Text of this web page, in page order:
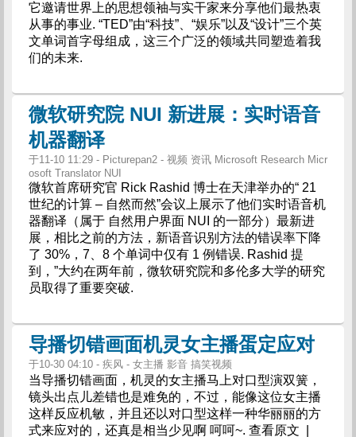
它邀请世界上的思想领袖与实干家来分享他们最热衷
从事的事业. “TED”由“科技”、“娱乐”以及“设计”三个英
文单词首字母组成，这三个广泛的领域共同塑造着我
们的未来.
微软研究院 NUI 新进展：实时语音
机器翻译
于11-10 11:29 - Picturepan2 - 视频 资讯 Microsoft Research Micr
osoft Translator NUI
微软首席研究官 Rick Rashid 博士在天津举办的“ 21
世纪的计算 – 自然而然”会议上展示了他们实时语音机
器翻译（属于 自然用户界面 NUI 的一部分）最新进
展，相比之前的方法，新语音识别方法的错误率下降
了 30%，7、8 个单词中仅有 1 例错误. Rashid 提
到，”大约在两年前，微软研究院和多伦多大学的研究
员取得了重要突破.
导播切错画面机灵女主播蛋定应对
于10-30 04:10 - 疾风 - 女主播 影音 搞笑视频
当导播切错画面，机灵的女主播马上对口型演双簧，
镜头出点儿差错也是难免的，不过，能像这位女主播
这样反应机敏，并且还以对口型这样一种华丽丽的方
式来应对的，还真是相当少见啊 呵呵~. 查看原文 |